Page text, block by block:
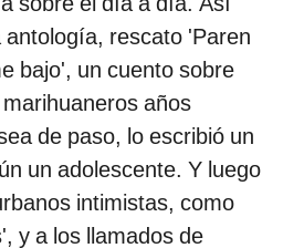
rescato 'Paren
bajo', un cuento sobre
años
de paso, lo escribió un
un adolescente. Y luego
intimistas, como
y a los llamados de